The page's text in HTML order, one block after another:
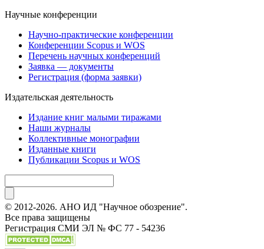
Научные конференции
Научно-практические конференции
Конференции Scopus и WOS
Перечень научных конференций
Заявка — документы
Регистрация (форма заявки)
Издательская деятельность
Издание книг малыми тиражами
Наши журналы
Коллективные монографии
Изданные книги
Публикации Scopus и WOS
© 2012-2026. АНО ИД "Научное обозрение".
Все права защищены
Регистрация СМИ ЭЛ № ФС 77 - 54236